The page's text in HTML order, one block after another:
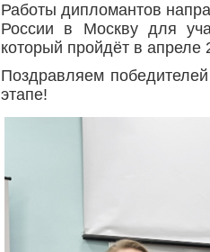
Работы дипломантов
России в Москву для
который пройдёт в апреле
Поздравляем
этапе!